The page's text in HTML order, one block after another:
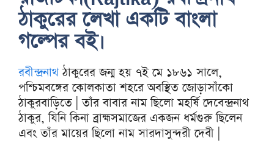
ঠাকুরের লেখা একটি বাংলা
গল্পের বই।
রবীন্দ্রনাথঠাকুরের জন্ম হয় ৭ই মে ১৮৬১ সালে,
পশ্চিমবঙ্গের কোলকাতা শহরে অবস্থিত জোড়াসাঁকো
ঠাকুরবাড়িতে | তাঁর বাবার নাম ছিলো মহর্ষি দেবেন্দ্রনাথ
ঠাকুর, যিনি কিনা ব্রাহ্মসমাজের একজন ধর্মগুরু ছিলেন
এবং তাঁর মায়ের ছিলো নাম সারদাসুন্দরী দেবী |